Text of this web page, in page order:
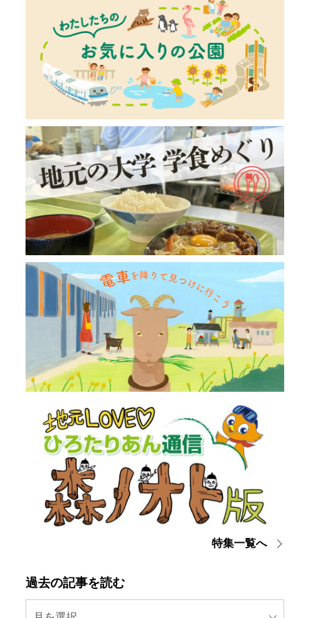
特集一覧へ
過去の記事を読む